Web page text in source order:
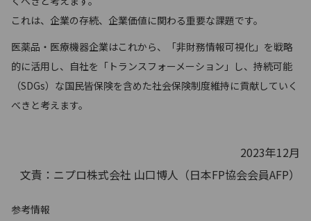
これは、企業の存続、企業価値に関わる重要な課題です。
医薬品・医療機器企業はこれから、「非財務情報可視化」を戦略
的に活用し、自社を「トランスフォーメーション」し、持続可能
（SDGs）な国民皆保険を含めた社会保険制度維持に貢献していく
べきと考えます。
2023年12月
文責：ニプロ株式会社 山口博人（日本FP協会会員AFP）
参考情報